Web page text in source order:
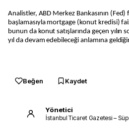
Analistler, ABD Merkez Bankasının (Fed)
başlamasıyla mortgage (konut kredisi)
bunun da konut satışlarında geçen
yıl da devam edebileceği anlamına
Beğen Kaydet
Yönetici
İstanbul Ticaret Gazetesi –